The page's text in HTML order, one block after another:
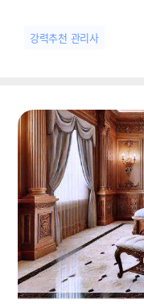
강력추천 관리사